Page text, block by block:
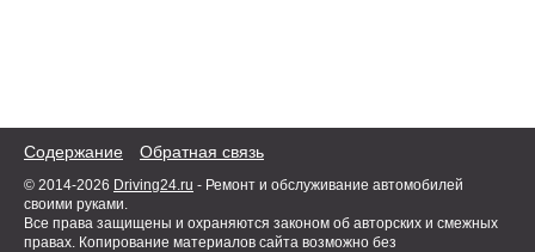
Содержание Обратная связь
© 2014-2026 Driving24.ru - Ремонт и обслуживание автомобилей
своими руками.
Все права защищены и охраняются законом об авторских и смежных
правах. Копирование материалов сайта возможно без